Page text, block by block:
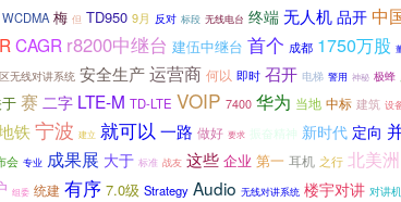
WCDMA 梅 但 TD950 9月 反对 标段 无线电台 终端无人机 品开 中
CAGR r8200中继台 建伍中继台 首个 成都 1750万股
无线对讲系统 安全生产运营商 何以 即时 召开 电梯 警用 神秘 极蜂
赛 二字 LTE-M TD-LTE VOIP 7400 华为 当地 中标 建筑 设
铁宁波 建立 就可以 一路 做好 要求 振奋精神 新时代 定向
会 专业 成果展 大于 标准 战友 这些 企业 第一 耳机 之行 北美洲
组委 统建 有序 7.0级 Strategy Audio 无线对讲系统 楼宇对讲 对讲机